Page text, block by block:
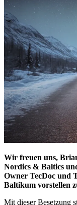
Wir freuen uns,
Nordics & Baltics
Owner TecDoc und
Baltikum vorstellen
Mit dieser Besetzung